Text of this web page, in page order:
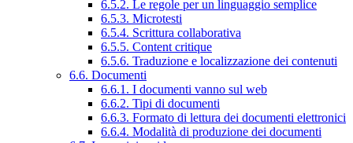
6.5.2. Le regole per un linguaggio semplice
6.5.3. Microtesti
6.5.4. Scrittura collaborativa
6.5.5. Content critique
6.5.6. Traduzione e localizzazione dei contenuti
6.6. Documenti
6.6.1. I documenti vanno sul web
6.6.2. Tipi di documenti
6.6.3. Formato di lettura dei documenti elettronici
6.6.4. Modalità di produzione dei documenti